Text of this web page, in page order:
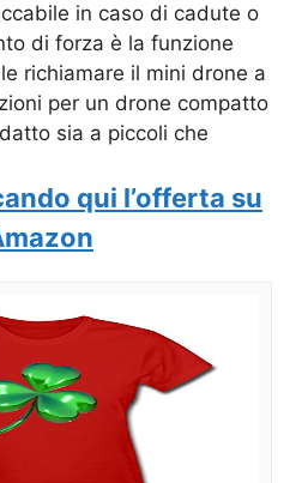
in caso di cadute o
di forza è la funzione
richiamare il mini drone a
per un drone compatto
sia a piccoli che
qui l’offerta su